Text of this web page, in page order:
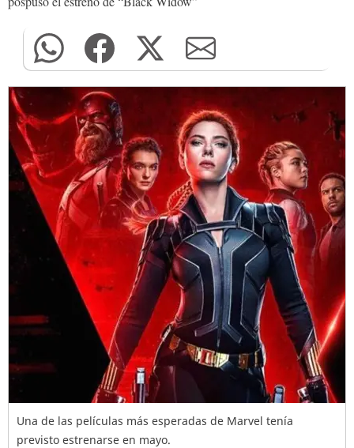
Una de las películas más esperadas de Marvel tenía
previsto estrenarse en mayo.